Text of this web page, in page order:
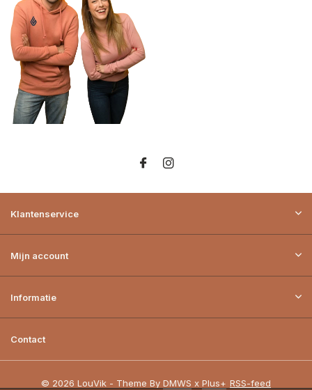
Klantenservice
Mijn account
Informatie
Contact
© 2026 LouVik - Theme By DMWS x Plus+ RSS-feed